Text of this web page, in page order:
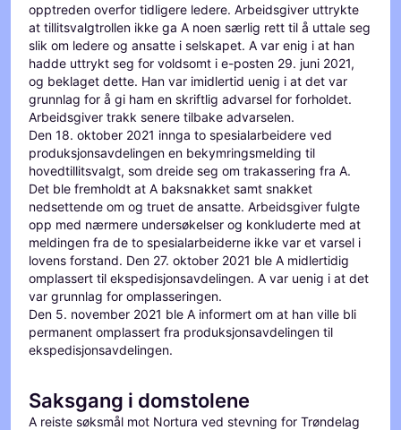
opptreden overfor tidligere ledere. Arbeidsgiver uttrykte
at tillitsvalgtrollen ikke ga A noen særlig rett til å uttale seg
slik om ledere og ansatte i selskapet. A var enig i at han
hadde uttrykt seg for voldsomt i e-posten 29. juni 2021,
og beklaget dette. Han var imidlertid uenig i at det var
grunnlag for å gi ham en skriftlig advarsel for forholdet.
Arbeidsgiver trakk senere tilbake advarselen.
Den 18. oktober 2021 innga to spesialarbeidere ved
produksjonsavdelingen en bekymringsmelding til
hovedtillitsvalgt, som dreide seg om trakassering fra A.
Det ble fremholdt at A baksnakket samt snakket
nedsettende om og truet de ansatte. Arbeidsgiver fulgte
opp med nærmere undersøkelser og konkluderte med at
meldingen fra de to spesialarbeiderne ikke var et varsel i
lovens forstand. Den 27. oktober 2021 ble A midlertidig
omplassert til ekspedisjonsavdelingen. A var uenig i at det
var grunnlag for omplasseringen.
Den 5. november 2021 ble A informert om at han ville bli
permanent omplassert fra produksjonsavdelingen til
ekspedisjonsavdelingen.
Saksgang i domstolene
A reiste søksmål mot Nortura ved stevning for Trøndelag